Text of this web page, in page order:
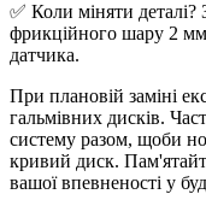
✅ Коли міняти
фрикційного шару 2
датчика.
При плановій заміні
гальмівних дисків.
систему разом, щоби
кривий диск.
вашої впевненості у